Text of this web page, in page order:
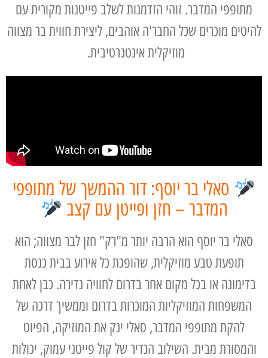
מתופפי המדבר. זוהי הזדמנות לשלב פייטנות מקורית עם
להיטים מוכרים שכל החבר'ה אוהבים, ליצירת חווית בר מצווה
מוזיקלית אינטגרטיבית.
סאלי בר יוסף: דור ההמשך של מתופפי
המדבר – חזן ופייטן עם קצב
סאלי בר יוסף הוא הרבה יותר מ"רק" חזן לבר מצווה; הוא
תופעת טבע מוזיקלית, שהופכת כל אירוע בבית כנסת
בדימונה או בכל מקום אחר בדרום לחוויה נדירה. כבן לאחת
המשפחות המוזיקליות המוכרות בדרום וממשיך דרכה של
להקת מתופפי המדבר, סאלי ינק את המוזיקה, הפיוט
והמסורת מבית. השילוב הנדיר של קול פייטני עמוק, יכולות